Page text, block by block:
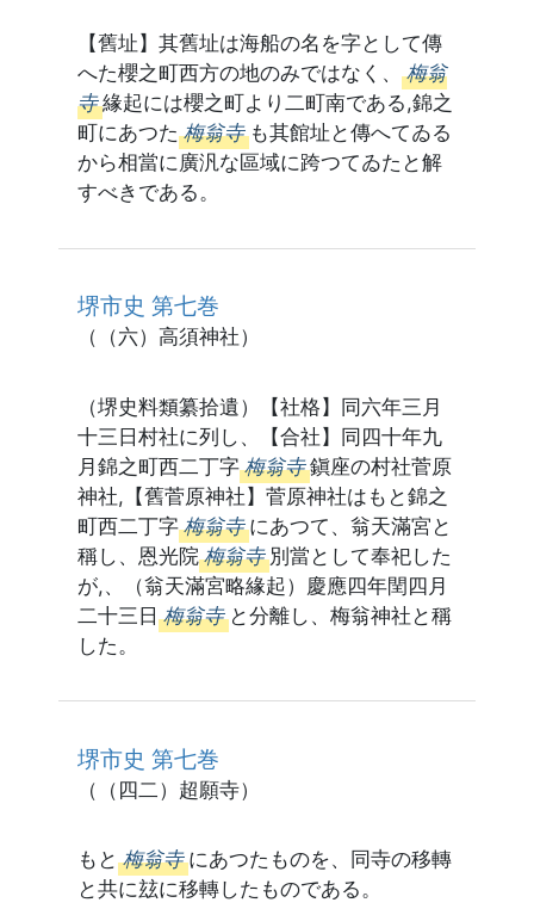
【舊址】其舊址は海船の名を字として傳
へた櫻之町西方の地のみではなく、 梅翁
寺 緣起には櫻之町より二町南である,錦之
町にあつた 梅翁寺 も其館址と傳へてゐる
から相當に廣汎な區域に跨つてゐたと解
すべきである。
堺市史 第七巻
（（六）高須神社）
（堺史料類纂拾遺）【社格】同六年三月
十三日村社に列し、【合社】同四十年九
月錦之町西二丁字 梅翁寺 鎭座の村社菅原
神社,【舊菅原神社】菅原神社はもと錦之
町西二丁字 梅翁寺 にあつて、翁天滿宮と
稱し、恩光院 梅翁寺 別當として奉祀した
が,、（翁天滿宮略緣起）慶應四年閏四月
二十三日 梅翁寺 と分離し、梅翁神社と稱
した。
堺市史 第七巻
（（四二）超願寺）
もと 梅翁寺 にあつたものを、同寺の移轉
と共に玆に移轉したものである。